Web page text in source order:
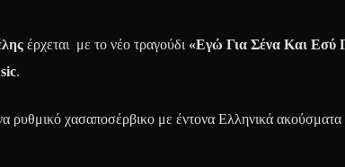
έρχεται με το νέο τραγούδι «Εγώ Για Σένα Και Εσύ
.
ρυθμικό χασαποσέρβικο με έντονα Ελληνικά